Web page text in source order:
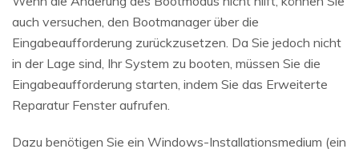
auch versuchen, den Bootmanager über die
Eingabeaufforderung zurückzusetzen. Da Sie jedoch nicht
in der Lage sind, Ihr System zu booten, müssen Sie die
Eingabeaufforderung starten, indem Sie das Erweiterte
Reparatur Fenster aufrufen.
Dazu benötigen Sie ein Windows-Installationsmedium (ein